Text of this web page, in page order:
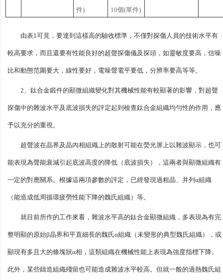
件)
10個(單件)
由表1可見，要達到這樣高的驗收標準，不僅對探傷人員的技術水平有
較高要求，而且還要有性能良好的超聲探傷儀及探頭，如靈敏度要高，信噪
比和動態范圍要大，線性要好，電噪聲電平要低，分辨率要高等等。
2、鈦合金鍛件的顯微組織變化對其機械性能有較顯著的影響，對超聲
探傷中的雜波水平及底波損失的評定起到檢查鈦合金組織均勻性的作用，應
予以充分的重視。
超聲波在晶界及晶內相組織上的散射可能在熒光屏上以雜波顯示，也可
能表現為聲能衰減引起底波高度的降低（底波損失），這兩者與顯微組織有
一定的對應關系。根據這兩項參數的評定，已經發現過粗晶、并列α組織
（能造成低周循環疲勞性能下降的魏氏組織）等。
就目前所作的工作來看，雜波水平高的鈦合金顯微組織，多表現為有完
整明顯的原始β晶界和平直細長的魏氏α組織（未變形的典型魏氏組織），或
顯現有多且大的條塊狀α相，這類組織在機械性能上表現為強度指標下降。
此外，某些鑄造組織殘留也可能造成雜波水平較高。但就一般的過熱魏氏組